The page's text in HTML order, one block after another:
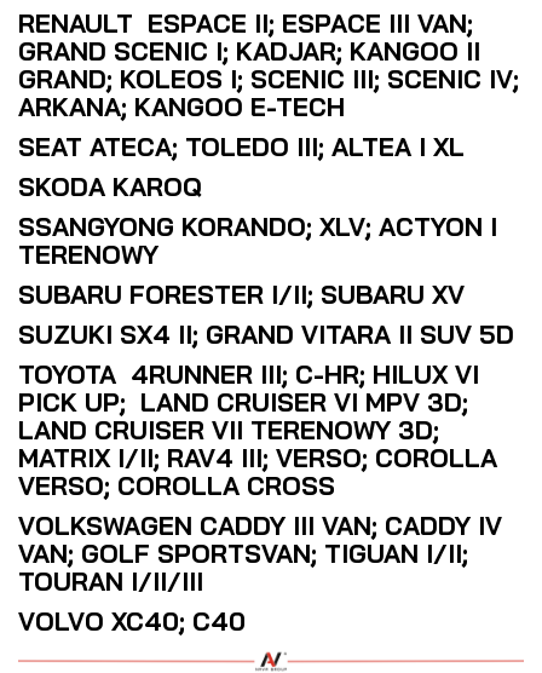
RENAULT ESPACE II; ESPACE III VAN;
GRAND SCENIC I; KADJAR; KANGOO II
GRAND; KOLEOS I; SCENIC III; SCENIC IV;
ARKANA; KANGOO E-TECH
SEAT ATECA; TOLEDO III; ALTEA I XL
SKODA KAROQ
SSANGYONG KORANDO; XLV; ACTYON I
TERENOWY
SUBARU FORESTER I/II; SUBARU XV
SUZUKI SX4 II; GRAND VITARA II SUV 5D
TOYOTA 4RUNNER III; C-HR; HILUX VI
PICK UP; LAND CRUISER VI MPV 3D;
LAND CRUISER VII TERENOWY 3D;
MATRIX I/II; RAV4 III; VERSO; COROLLA
VERSO; COROLLA CROSS
VOLKSWAGEN CADDY III VAN; CADDY IV
VAN; GOLF SPORTSVAN; TIGUAN I/II;
TOURAN I/II/III
VOLVO XC40; C40